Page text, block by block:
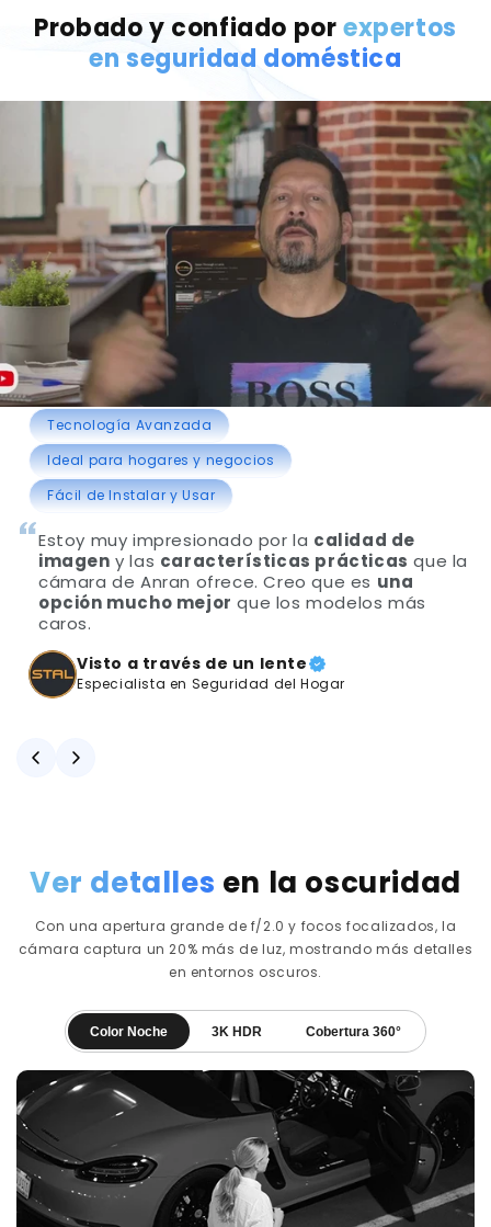
Probado y confiado porexpertos
en seguridad doméstica
Tecnología Avanzada
Ideal para hogares y negocios
Fácil de Instalar y Usar
Estoy muy impresionado por la calidad de
imagen y las características prácticas que la
cámara de Anran ofrece. Creo que es una
opción mucho mejor que los modelos más
caros.
Visto a través de un lente
Especialista en Seguridad del Hogar
Ver detalles en la oscuridad
Con una apertura grande de f/2.0 y focos focalizados, la
cámara captura un 20% más de luz, mostrando más detalles
en entornos oscuros.
Color Noche 3K HDR Cobertura 360°